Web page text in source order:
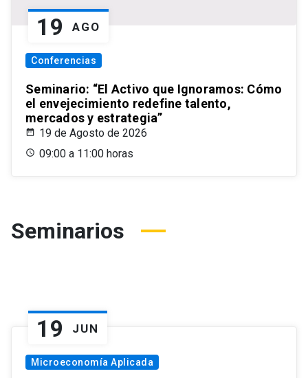
19 AGO
Conferencias
Seminario: “El Activo que Ignoramos: Cómo
el envejecimiento redefine talento,
mercados y estrategia”
19 de Agosto de 2026
09:00 a 11:00 horas
Seminarios
19 JUN
Microeconomía Aplicada